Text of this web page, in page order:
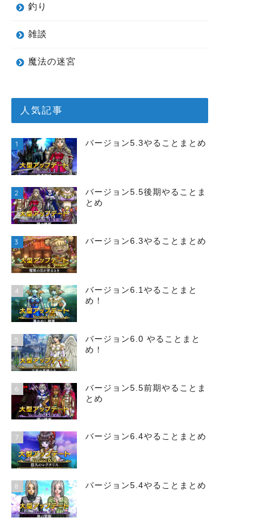
釣り
雑談
魔法の迷宮
人気記事
1 バージョン5.3やることまとめ
2
バージョン5.5後期やることま
とめ
3 バージョン6.3やることまとめ
4
バージョン6.1やることまと
め！
5
バージョン6.0 やることまと
め！
6
バージョン5.5前期やることま
とめ
7 バージョン6.4やることまとめ
8 バージョン5.4やることまとめ